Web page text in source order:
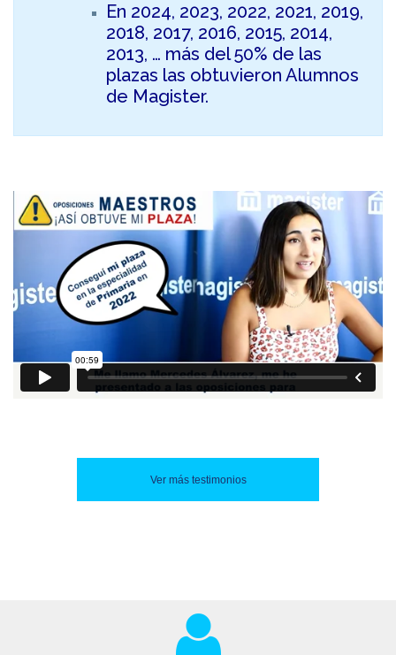
En 2024, 2023, 2022, 2021, 2019,
2018, 2017, 2016, 2015, 2014,
2013, … más del 50% de las
plazas las obtuvieron Alumnos
de Magister.
Ver más testimonios